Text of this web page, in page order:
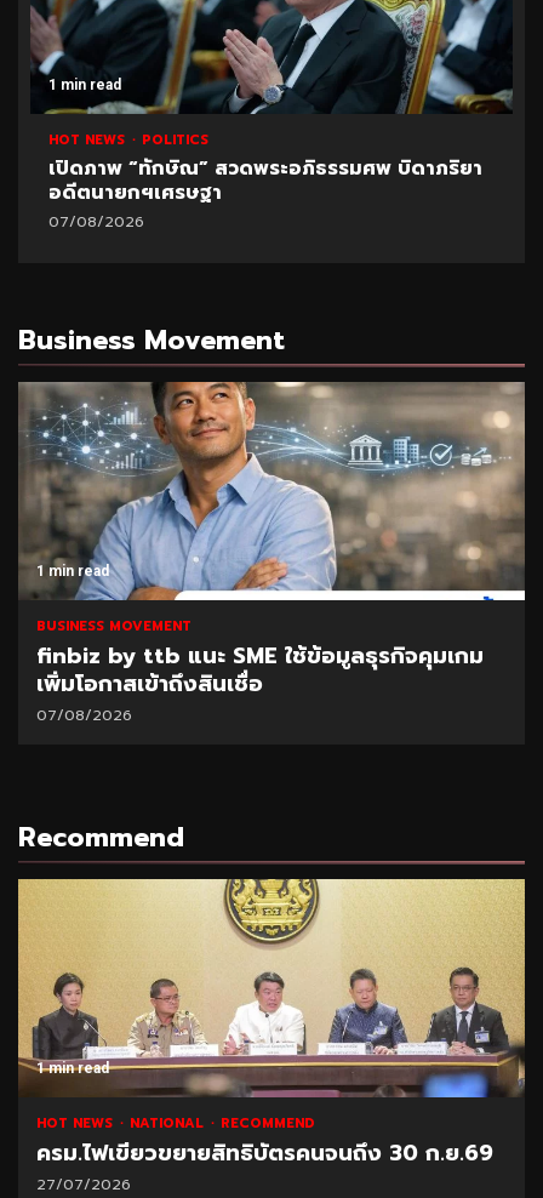
1 min read
HOT NEWS POLITICS
เปิดภาพ “ทักษิณ” สวดพระอภิธรรมศพ บิดาภริยา
อดีตนายกฯเศรษฐา
07/08/2026
Business Movement
1 min read
BUSINESS MOVEMENT
finbiz by ttb แนะ SME ใช้ข้อมูลธุรกิจคุมเกม
เพิ่มโอกาสเข้าถึงสินเชื่อ
07/08/2026
Recommend
1 min read
HOT NEWS NATIONAL RECOMMEND
ครม.ไฟเขียวขยายสิทธิบัตรคนจนถึง 30 ก.ย.69
27/07/2026